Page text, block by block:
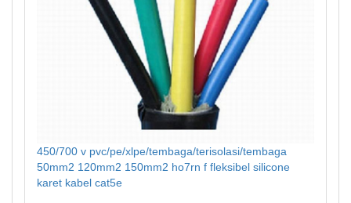
450/700 v pvc/pe/xlpe/tembaga/terisolasi/tembaga
50mm2 120mm2 150mm2 ho7rn f fleksibel silicone
karet kabel cat5e